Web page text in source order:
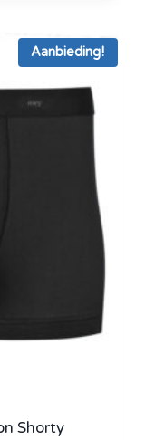
Aanbieding!
Shorty